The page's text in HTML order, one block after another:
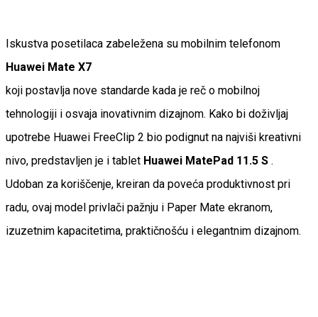
Iskustva posetilaca zabeležena su mobilnim telefonom
Huawei Mate X7
koji postavlja nove standarde kada je reč o mobilnoj
tehnologiji i osvaja inovativnim dizajnom. Kako bi doživljaj
upotrebe Huawei FreeClip 2 bio podignut na najviši kreativni
nivo, predstavljen je i tablet Huawei MatePad 11.5 S .
Udoban za koriščenje, kreiran da poveća produktivnost pri
radu, ovaj model privlači pažnju i Paper Mate ekranom,
izuzetnim kapacitetima, praktičnošću i elegantnim dizajnom.